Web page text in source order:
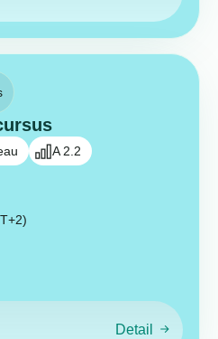
A 2.2
Detail